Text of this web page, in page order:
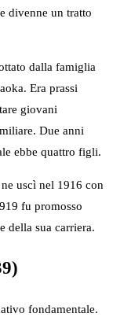
divenne un tratto
dalla famiglia
Era prassi
giovani
Due anni
ebbe quattro figli.
uscì nel 1916 con
fu promosso
della sua carriera.
fondamentale.